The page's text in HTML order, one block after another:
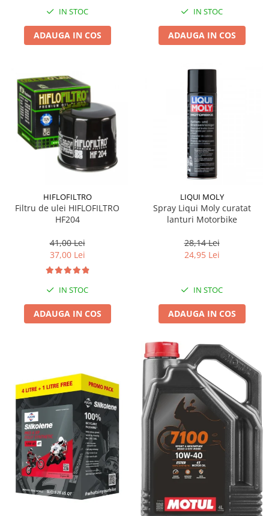
IN STOC
ADAUGA IN COS
IN STOC
ADAUGA IN COS
HIFLOFILTRO
Filtru de ulei HIFLOFILTRO
HF204
41,00 Lei
37,00 Lei
IN STOC
ADAUGA IN COS
LIQUI MOLY
Spray Liqui Moly curatat
lanturi Motorbike
28,14 Lei
24,95 Lei
IN STOC
ADAUGA IN COS